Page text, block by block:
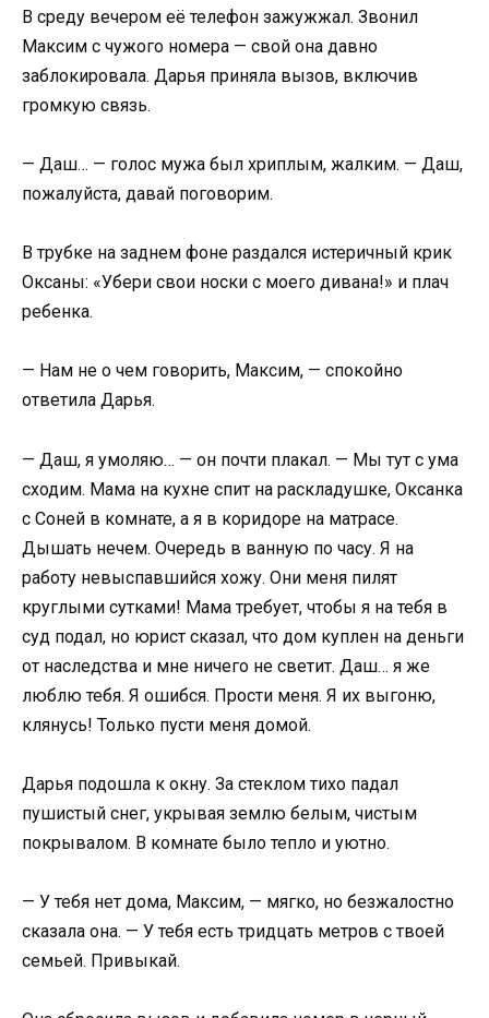
В среду вечером её телефон зажужжал. Звонил
Максим с чужого номера — свой она давно
заблокировала. Дарья приняла вызов, включив
громкую связь.
— Даш… — голос мужа был хриплым, жалким. — Даш,
пожалуйста, давай поговорим.
В трубке на заднем фоне раздался истеричный крик
Оксаны: «Убери свои носки с моего дивана!» и плач
ребенка.
— Нам не о чем говорить, Максим, — спокойно
ответила Дарья.
— Даш, я умоляю… — он почти плакал. — Мы тут с ума
сходим. Мама на кухне спит на раскладушке, Оксанка
с Соней в комнате, а я в коридоре на матрасе.
Дышать нечем. Очередь в ванную по часу. Я на
работу невыспавшийся хожу. Они меня пилят
круглыми сутками! Мама требует, чтобы я на тебя в
суд подал, но юрист сказал, что дом куплен на деньги
от наследства и мне ничего не светит. Даш… я же
люблю тебя. Я ошибся. Прости меня. Я их выгоню,
клянусь! Только пусти меня домой.
Дарья подошла к окну. За стеклом тихо падал
пушистый снег, укрывая землю белым, чистым
покрывалом. В комнате было тепло и уютно.
— У тебя нет дома, Максим, — мягко, но безжалостно
сказала она. — У тебя есть тридцать метров с твоей
семьей. Привыкай.